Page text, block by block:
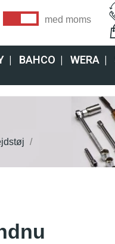
med moms
| BAHCO | WERA|